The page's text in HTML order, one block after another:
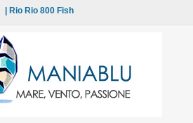
| Rio Rio 800 Fish